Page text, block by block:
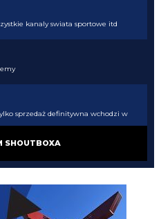
kanaly swiata sportowe itd
sprzedaż definitywna wchodzi w
piscitelliego brak slow obraz
SHOUTBOXA